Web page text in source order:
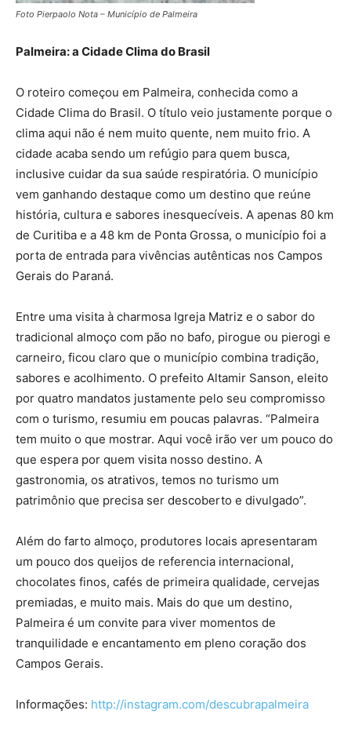
Foto Pierpaolo Nota – Município de Palmeira
Palmeira: a Cidade Clima do Brasil
O roteiro começou em Palmeira, conhecida como a
Cidade Clima do Brasil. O título veio justamente porque o
clima aqui não é nem muito quente, nem muito frio. A
cidade acaba sendo um refúgio para quem busca,
inclusive cuidar da sua saúde respiratória. O município
vem ganhando destaque como um destino que reúne
história, cultura e sabores inesquecíveis. A apenas 80 km
de Curitiba e a 48 km de Ponta Grossa, o município foi a
porta de entrada para vivências autênticas nos Campos
Gerais do Paraná.
Entre uma visita à charmosa Igreja Matriz e o sabor do
tradicional almoço com pão no bafo, pirogue ou pierogi e
carneiro, ficou claro que o município combina tradição,
sabores e acolhimento. O prefeito Altamir Sanson, eleito
por quatro mandatos justamente pelo seu compromisso
com o turismo, resumiu em poucas palavras. “Palmeira
tem muito o que mostrar. Aqui você irão ver um pouco do
que espera por quem visita nosso destino. A
gastronomia, os atrativos, temos no turismo um
patrimônio que precisa ser descoberto e divulgado”.
Além do farto almoço, produtores locais apresentaram
um pouco dos queijos de referencia internacional,
chocolates finos, cafés de primeira qualidade, cervejas
premiadas, e muito mais. Mais do que um destino,
Palmeira é um convite para viver momentos de
tranquilidade e encantamento em pleno coração dos
Campos Gerais.
Informações: http://instagram.com/descubrapalmeira